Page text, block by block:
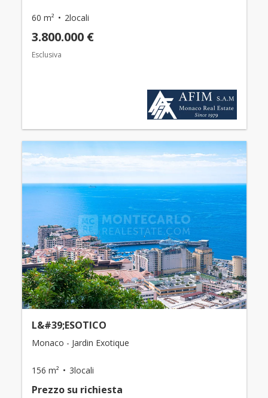
60 m² 2locali
3.800.000 €
Esclusiva
L&#39;ESOTICO
Monaco - Jardin Exotique
156 m² 3locali
Prezzo su richiesta